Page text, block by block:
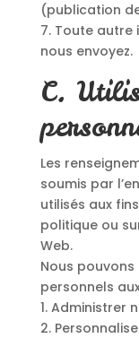
(publication
7. Toute
nous envoyez.
C.
Les
soumis par
utilisés aux
politique ou
Web.
Nous
personnels
1. Administrer
2.